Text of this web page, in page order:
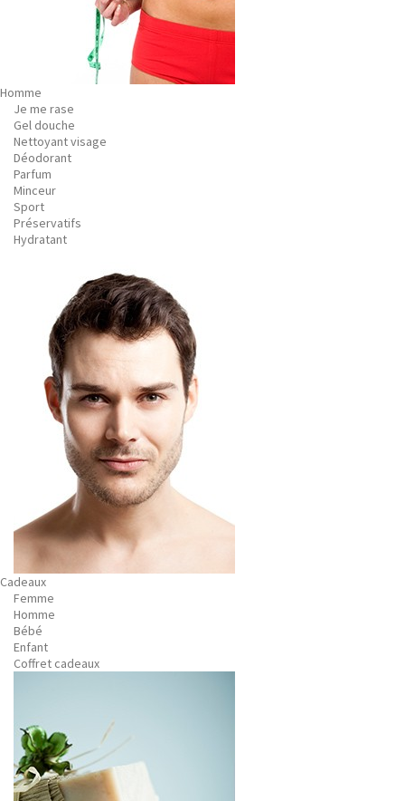
Homme
Je me rase
Gel douche
Nettoyant visage
Déodorant
Parfum
Minceur
Sport
Préservatifs
Hydratant
Cadeaux
Femme
Homme
Bébé
Enfant
Coffret cadeaux